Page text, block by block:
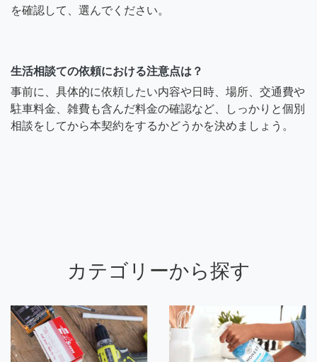
を確認して、選んでください。
生活相談ての依頼における注意点は？
事前に、具体的に依頼したい内容や日時、場所、交通費や
駐車料金、雑費も含んだ料金の確認など、しっかりと個別
相談をしてから本契約をするかどうかを決めましょう。
カテゴリーから探す